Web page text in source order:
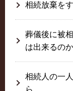
相続放棄を
葬儀後に被
は出来るの
相続人の一